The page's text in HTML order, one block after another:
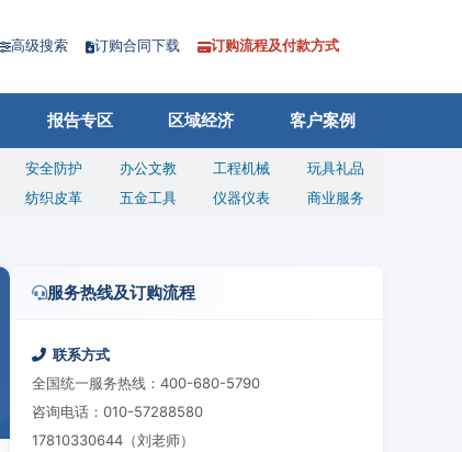
高级搜索 订购合同下载 订购流程及付款方式
报告专区 区域经济 客户案例
安全防护 办公文教 工程机械
玩具礼品
纺织皮革 五金工具 仪器仪表 商业服务
服务热线及订购流程
联系方式
全国统一服务热线：400-680-5790
咨询电话：010-57288580
17810330644（刘老师）